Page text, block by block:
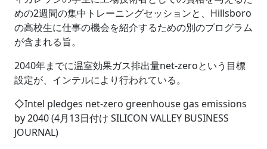
めの2週間の集中トレーニングセッションと、Hillsboro
の高校生に仕事の機会を紹介するための別のプログラム
が含まれる旨。
2040年までに温室効果ガス排出量net-zeroという目標
設定が、インテルにより行われている。
◇Intel pledges net-zero greenhouse gas emissions
by 2040 (4月13日付け SILICON VALLEY BUSINESS
JOURNAL)